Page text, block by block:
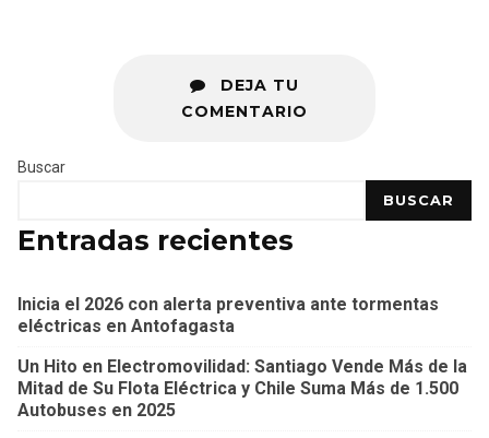
DEJA TU
COMENTARIO
Buscar
BUSCAR
Entradas recientes
Inicia el 2026 con alerta preventiva ante tormentas
eléctricas en Antofagasta
Un Hito en Electromovilidad: Santiago Vende Más de la
Mitad de Su Flota Eléctrica y Chile Suma Más de 1.500
Autobuses en 2025